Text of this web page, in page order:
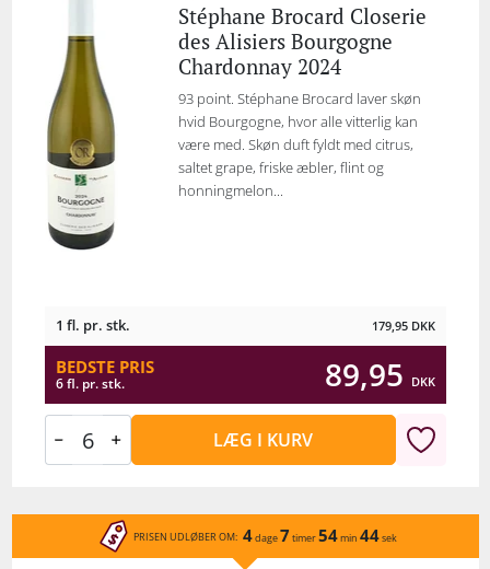
Stéphane Brocard Closerie
des Alisiers Bourgogne
Chardonnay 2024
93 point. Stéphane Brocard laver skøn
hvid Bourgogne, hvor alle vitterlig kan
være med. Skøn duft fyldt med citrus,
saltet grape, friske æbler, flint og
honningmelon...
1 fl. pr. stk. 179,95 DKK
BEDSTE PRIS
6 fl. pr. stk. 89,95 DKK
LÆG I KURV
PRISEN UDLØBER OM: 4dage7 timer54min 44sek